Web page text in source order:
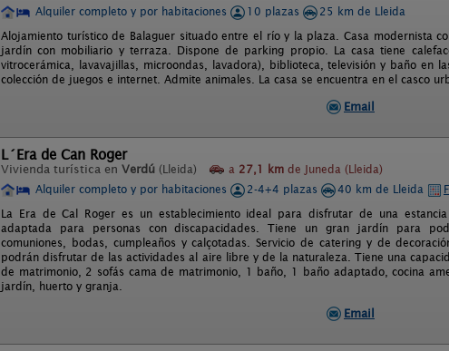
Alquiler completo y por habitaciones
10 plazas
25 km de Lleida
Alojamiento turístico de Balaguer situado entre el río y la plaza. Casa modernista
jardín con mobiliario y terraza. Dispone de parking propio. La casa tiene
vitrocerámica, lavavajillas, microondas, lavadora), biblioteca, televisión y baño en
colección de juegos e internet. Admite animales. La casa se encuentra en el casco
Email
L´Era de Can Roger
Vivienda turística en Verdú (Lleida) a 27,1 km de Juneda (Lleida)
Alquiler completo y por habitaciones
2-4+4 plazas 40 km de Lleida
La Era de Cal Roger es un establecimiento ideal para disfrutar de una
adaptada para personas con discapacidades. Tiene un gran jardín para
comuniones, bodas, cumpleaños y calçotadas. Servicio de catering y de
podrán disfrutar de las actividades al aire libre y de la naturaleza. Tiene una
de matrimonio, 2 sofás cama de matrimonio, 1 baño, 1 baño adaptado, cocina
jardín, huerto y granja.
Email